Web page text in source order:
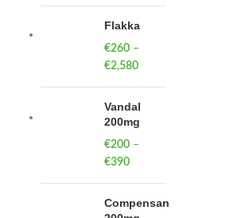
Flakka
€260 –
€2,580
€260
through
Vandal
200mg
€200 –
€390
through
Compensan